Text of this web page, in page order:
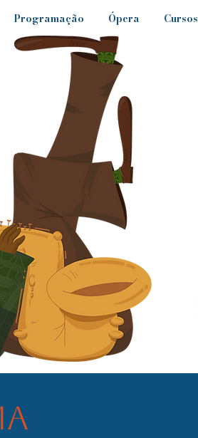
Programação Ópera Cursos